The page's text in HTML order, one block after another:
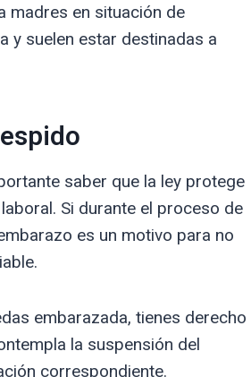
madres en situación de
y suelen estar destinadas a
saber que la ley protege
Si durante el proceso de
es un motivo para no
embarazada, tienes derecho
la suspensión del
correspondiente.